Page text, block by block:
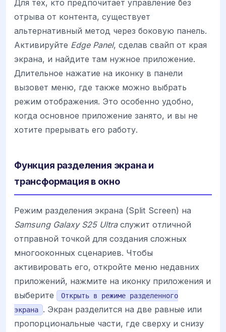
Для тех, кто предпочитает управление без
отрыва от контента, существует
альтернативный метод через боковую панель.
Активируйте Edge Panel, сделав свайп от края
экрана, и найдите там нужное приложение.
Длительное нажатие на иконку в панели
вызовет меню, где также можно выбрать
режим отображения. Это особенно удобно,
когда основное приложение занято, и вы не
хотите прерывать его работу.
Функция разделения экрана и
трансформация в окно
Режим разделения экрана (Split Screen) на
Samsung Galaxy S25 Ultraслужит отличной
отправной точкой для создания сложных
многооконных сценариев. Чтобы
активировать его, откройте меню недавних
приложений, нажмите на иконку приложения и
выберите
Открыть в режиме разделенного
экрана
. Экран разделится на две равные или
пропорциональные части, где сверху и снизу